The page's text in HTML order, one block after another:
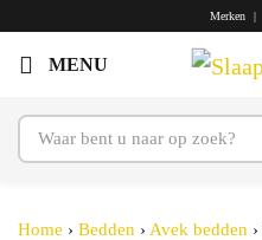
Merken
Home › Bedden › Avek bedden ›